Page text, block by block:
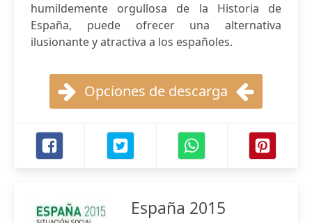
humildemente orgullosa de la Historia de
España, puede ofrecer una alternativa
ilusionante y atractiva a los españoles.
Opciones de descarga
España 2015